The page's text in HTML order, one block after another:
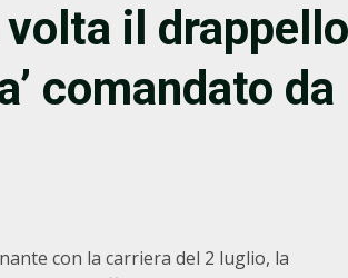
il drappello
comandato da
con la carriera del 2 luglio, la